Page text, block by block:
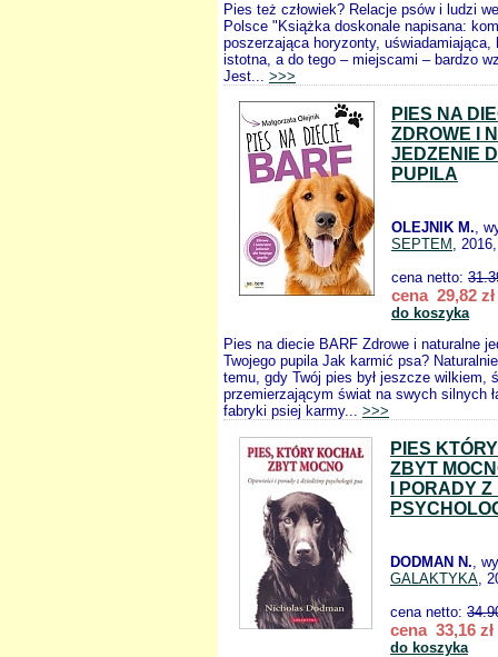
Pies też człowiek? Relacje psów i ludzi
Polsce "Książka doskonale napisana:
poszerzająca horyzonty, uświadamiająca,
istotna, a do tego – miejscami – bardzo
Jest... >>>
PIES NA
ZDROWE I
JEDZENIE
PUPILA
OLEJNIK M.,
SEPTEM ,
cena netto:
cena 29,82 zł
do koszyka
Pies na diecie BARF Zdrowe i naturalne
Twojego pupila Jak karmić psa?
temu, gdy Twój pies był jeszcze wilkiem,
przemierzającym świat na swych silnych
fabryki psiej karmy... >>>
PIES
ZBYT
I PORADY
DODMAN N.,
GALAKTYKA,
cena netto:
cena 33,16 zł
do koszyka